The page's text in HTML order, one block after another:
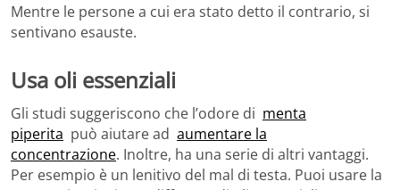
Mentre le persone a cui era stato detto il contrario, si
sentivano esauste.
Usa oli essenziali
Gli studi suggeriscono che l’odore di menta
piperita può aiutare ad aumentare la
concentrazione. Inoltre, ha una serie di altri vantaggi.
Per esempio è un lenitivo del mal di testa. Puoi usare la